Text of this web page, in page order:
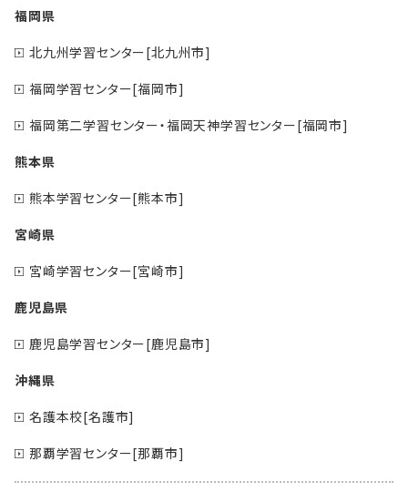
福岡県
北九州学習センター[北九州市]
福岡学習センター[福岡市]
福岡第二学習センター・福岡天神学習センター[福岡市]
熊本県
熊本学習センター[熊本市]
宮崎県
宮崎学習センター[宮崎市]
鹿児島県
鹿児島学習センター[鹿児島市]
沖縄県
名護本校[名護市]
那覇学習センター[那覇市]